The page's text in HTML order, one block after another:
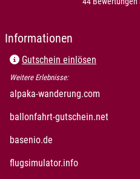
Informationen
Gutschein einlösen
Weitere Erlebnisse:
alpaka-wanderung.com
ballonfahrt-gutschein.netöffnet
basenio.de
flugsimulator.infoöffnet in neuem